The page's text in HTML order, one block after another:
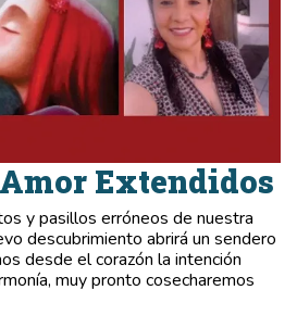
Extendidos
y pasillos erróneos de nuestra
descubrimiento abrirá un sendero
desde el corazón la intención
muy pronto cosecharemos